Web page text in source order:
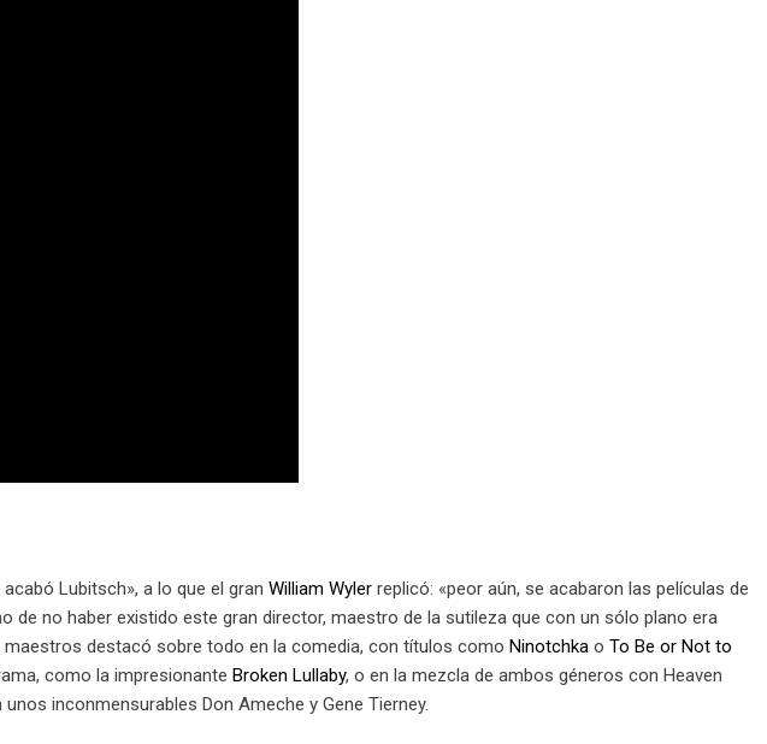
Lubitsch», a lo que el gran William Wyler replicó: «peor aún, se acabaron las películas de
de no haber existido este gran director, maestro de la sutileza que con un sólo plano era
destacó sobre todo en la comedia, con títulos como Ninotchka o To Be or Not to
como la impresionante Broken Lullaby, o en la mezcla de ambos géneros con Heaven
inconmensurables Don Ameche y Gene Tierney.